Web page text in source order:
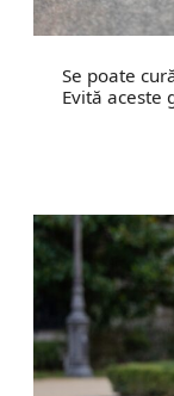
Se poate
Evită aceste